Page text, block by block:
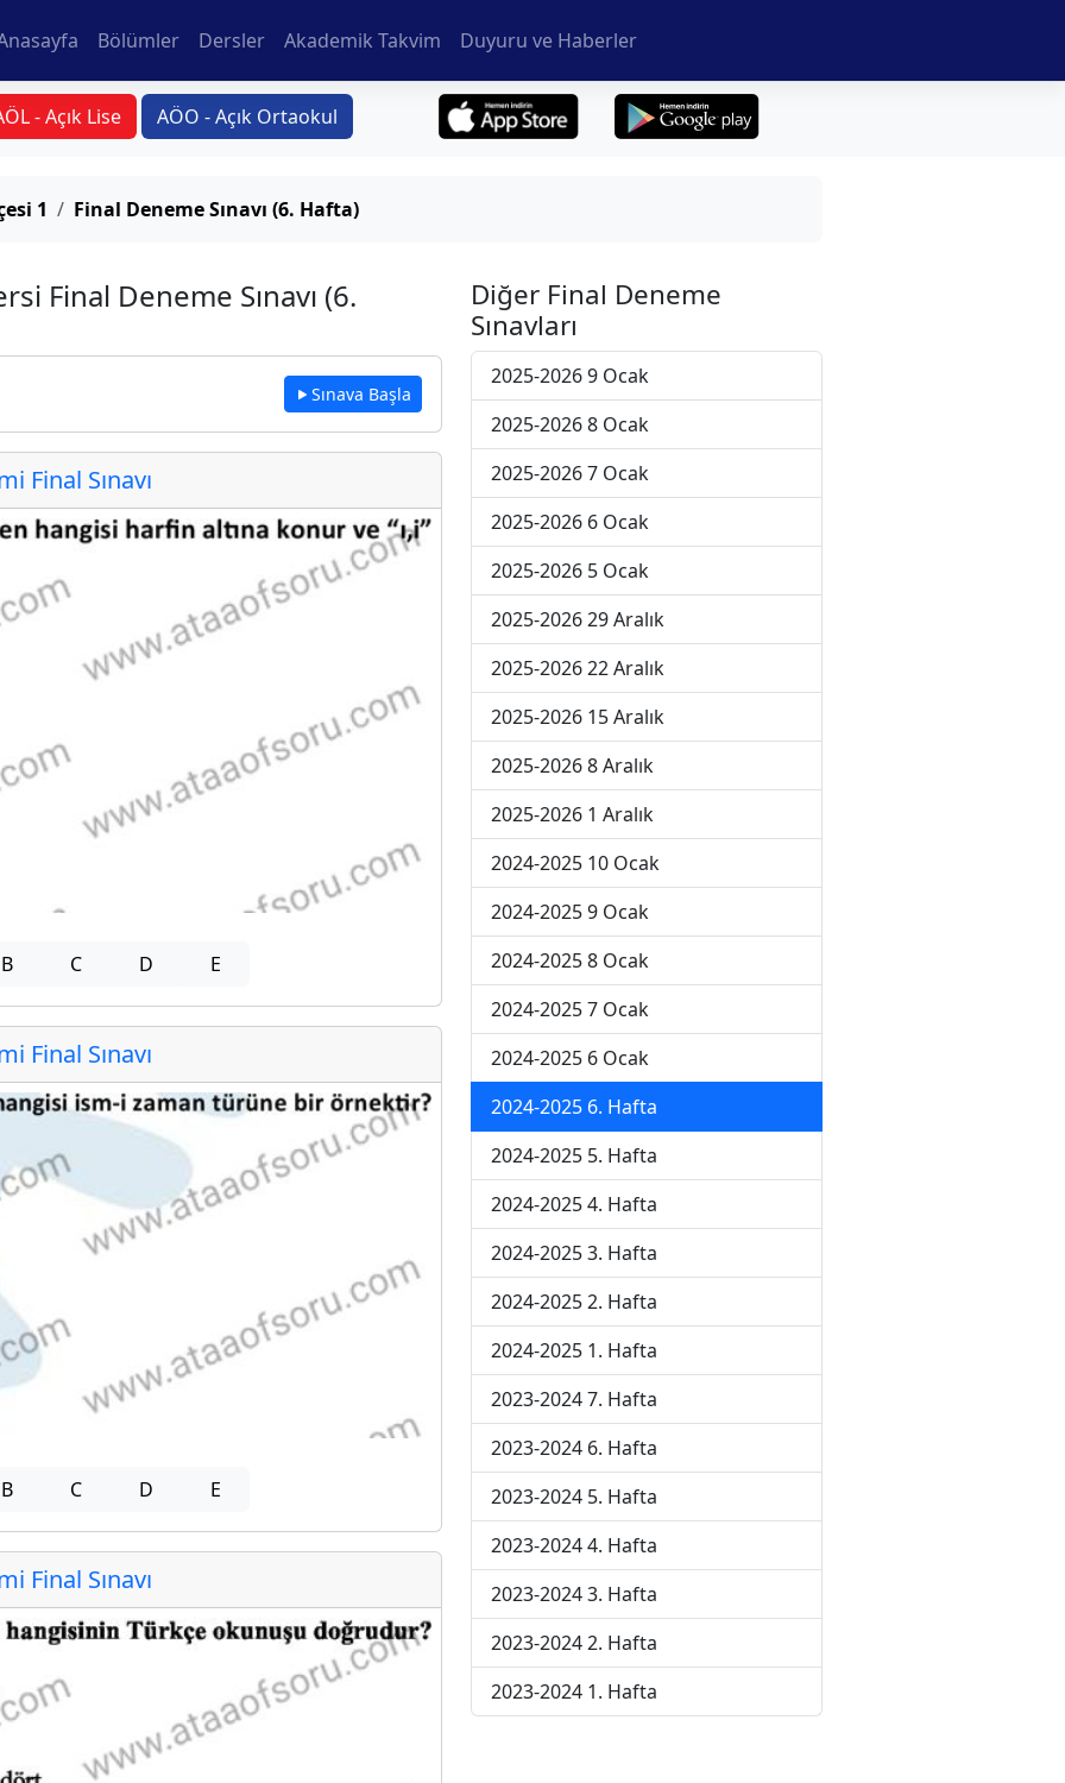
Bölümler Dersler Akademik Takvim Duyuru ve Haberler
- Açık Lise AÖO - Açık Ortaokul
1 Final Deneme Sınavı (6. Hafta)
Final Deneme Sınavı (6.
Sınava Başla
Final Sınavı
B C D E
Final Sınavı
B C D E
Final Sınavı
Diğer Final Deneme
Sınavları
2025-2026 9 Ocak
2025-2026 8 Ocak
2025-2026 7 Ocak
2025-2026 6 Ocak
2025-2026 5 Ocak
2025-2026 29 Aralık
2025-2026 22 Aralık
2025-2026 15 Aralık
2025-2026 8 Aralık
2025-2026 1 Aralık
2024-2025 10 Ocak
2024-2025 9 Ocak
2024-2025 8 Ocak
2024-2025 7 Ocak
2024-2025 6 Ocak
2024-2025 6. Hafta
2024-2025 5. Hafta
2024-2025 4. Hafta
2024-2025 3. Hafta
2024-2025 2. Hafta
2024-2025 1. Hafta
2023-2024 7. Hafta
2023-2024 6. Hafta
2023-2024 5. Hafta
2023-2024 4. Hafta
2023-2024 3. Hafta
2023-2024 2. Hafta
2023-2024 1. Hafta